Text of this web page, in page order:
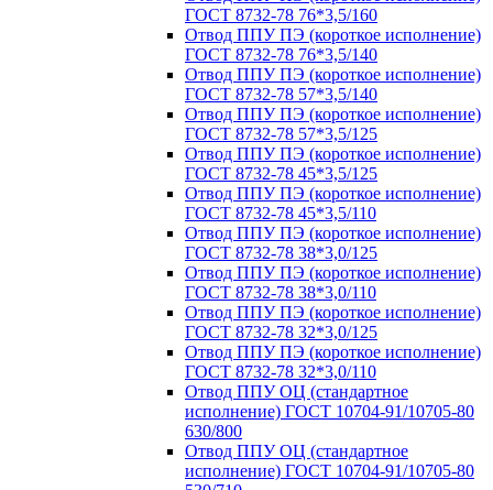
ГОСТ 8732-78 76*3,5/160
Отвод ППУ ПЭ (короткое исполнение)
ГОСТ 8732-78 76*3,5/140
Отвод ППУ ПЭ (короткое исполнение)
ГОСТ 8732-78 57*3,5/140
Отвод ППУ ПЭ (короткое исполнение)
ГОСТ 8732-78 57*3,5/125
Отвод ППУ ПЭ (короткое исполнение)
ГОСТ 8732-78 45*3,5/125
Отвод ППУ ПЭ (короткое исполнение)
ГОСТ 8732-78 45*3,5/110
Отвод ППУ ПЭ (короткое исполнение)
ГОСТ 8732-78 38*3,0/125
Отвод ППУ ПЭ (короткое исполнение)
ГОСТ 8732-78 38*3,0/110
Отвод ППУ ПЭ (короткое исполнение)
ГОСТ 8732-78 32*3,0/125
Отвод ППУ ПЭ (короткое исполнение)
ГОСТ 8732-78 32*3,0/110
Отвод ППУ ОЦ (стандартное
исполнение) ГОСТ 10704-91/10705-80
630/800
Отвод ППУ ОЦ (стандартное
исполнение) ГОСТ 10704-91/10705-80